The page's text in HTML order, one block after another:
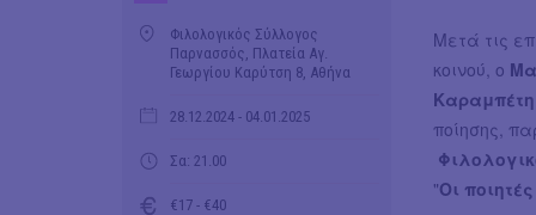
Φιλολογικός Σύλλογος
Παρνασσός, Πλατεία Αγ.
Γεωργίου Καρύτση 8, Αθήνα
28.12.2024 - 04.01.2025
Σα: 21.00
€17 - €40
Μετά τις
κοινού, ο
Καραμπέτη
ποίησης,
"Οι